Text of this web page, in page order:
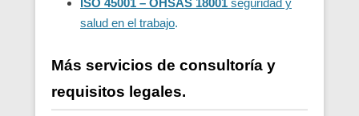
ISO 45001 – OHSAS 18001 seguridad y
salud en el trabajo.
Más servicios de consultoría y
requisitos legales.